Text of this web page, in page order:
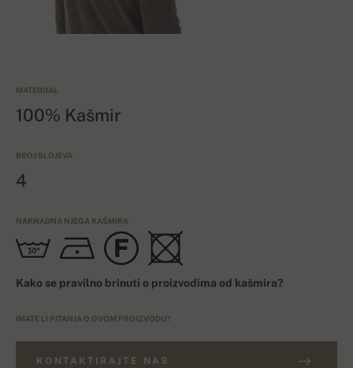
MATERIJAL
100% Kašmir
BROJ SLOJEVA
4
NAKNADNA NJEGA KAŠMIRA
Kako se pravilno brinuti o proizvodima od kašmira?
IMATE LI PITANJA O OVOM PROIZVODU?
KONTAKTIRAJTE NAS